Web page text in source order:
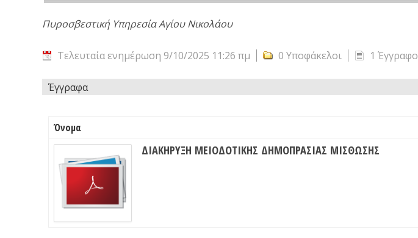
Πυροσβεστική Υπηρεσία Αγίου Νικολάου
Τελευταία ενημέρωση 9/10/2025 11:26 πμ 0 Υποφάκελοι 1 Έγγραφο
Έγγραφα
Όνομα
ΔΙΑΚΗΡΥΞΗ ΜΕΙΟΔΟΤΙΚΗΣ ΔΗΜΟΠΡΑΣΙΑΣ ΜΙΣΘΩΣΗΣ